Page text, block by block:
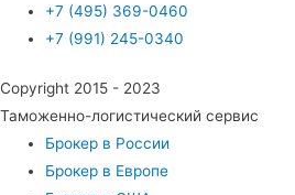
+7 (495) 369-0460
+7 (991) 245-0340
Copyright 2015 - 2023
Таможенно-логистический сервис
Брокер в России
Брокер в Европе